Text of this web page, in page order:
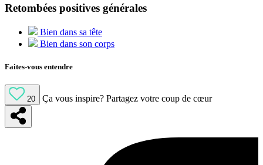
Retombées positives générales
Bien dans sa tête
Bien dans son corps
Faites-vous entendre
20 Ça vous inspire? Partagez votre coup de cœur